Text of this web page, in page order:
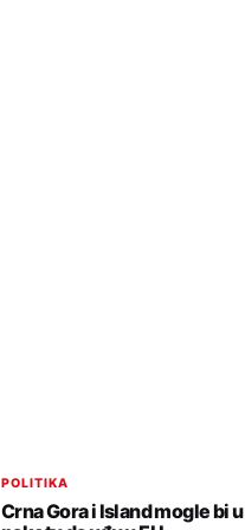
POLITIKA
Crna Gora i Island mogle bi u